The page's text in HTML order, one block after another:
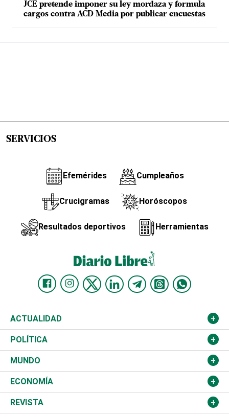
JCE pretende imponer su ley mordaza y formula
cargos contra ACD Media por publicar encuestas
SERVICIOS
Efemérides Cumpleaños
Crucigramas Horóscopos
Resultados deportivos Herramientas
ACTUALIDAD
Nacional
Ciudad
Educación
Salud
POLÍTICA
Partidos
JCE
TSE
MUNDO
Estados Unidos
América Latina
ECONOMÍA
Finanzas
REVISTA